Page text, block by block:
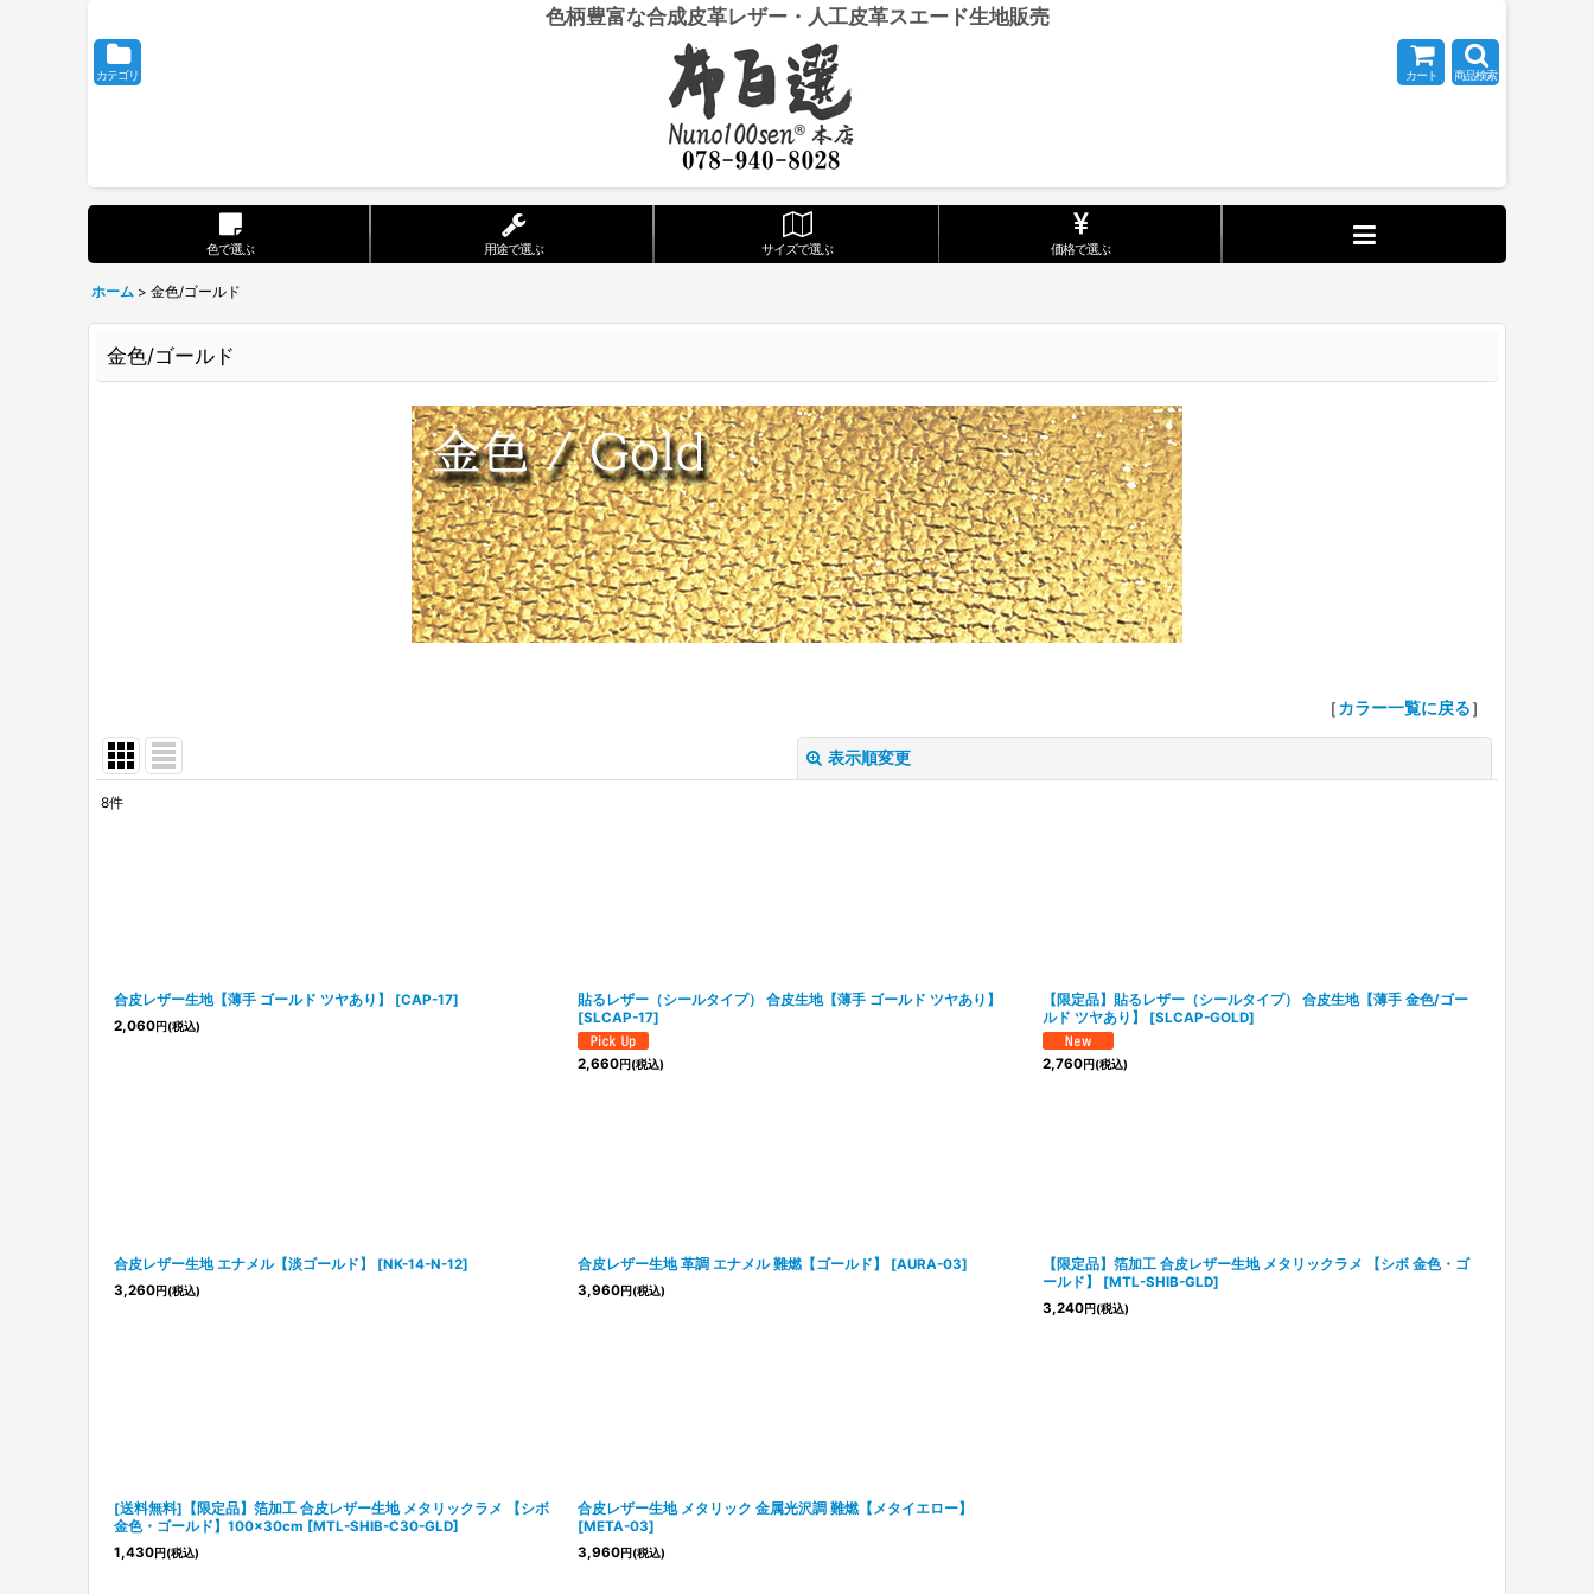
色柄豊富な合成皮革レザー・人工皮革スエード生地販売
カテゴリ カート 商品検索
色で選ぶ 用途で選ぶ サイズで選ぶ 価格で選ぶ
ホーム > 金色/ゴールド
金色/ゴールド
［カラー一覧に戻る］
表示順変更
8件
合皮レザー生地【薄手 ゴールド ツヤあり】 [CAP-17]
2,060円(税込)
貼るレザー（シールタイプ） 合皮生地【薄手 ゴールド ツヤあり】
[SLCAP-17]
2,660円(税込)
【限定品】貼るレザー（シールタイプ） 合皮生地【薄手 金色/ゴー
ルド ツヤあり】
[SLCAP-GOLD]
2,760円(税込)
合皮レザー生地 エナメル【淡ゴールド】 [NK-14-N-12]
3,260円(税込)
合皮レザー生地 革調 エナメル 難燃【ゴールド】 [AURA-03]
3,960円(税込)
【限定品】箔加工 合皮レザー生地 メタリックラメ 【シボ 金色・ゴ
ールド】
[MTL-SHIB-GLD]
3,240円(税込)
[送料無料]【限定品】箔加工 合皮レザー生地 メタリックラメ 【シボ
金色・ゴールド】100×30cm [MTL-SHIB-C30-GLD]
1,430円(税込)
合皮レザー生地 メタリック 金属光沢調 難燃【メタイエロー】
[META-03]
3,960円(税込)